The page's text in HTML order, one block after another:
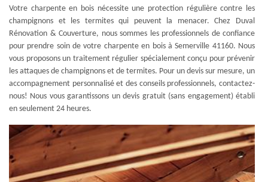
Votre charpente en bois nécessite une protection régulière contre les
champignons et les termites qui peuvent la menacer. Chez Duval
Rénovation & Couverture, nous sommes les professionnels de confiance
pour prendre soin de votre charpente en bois à Semerville 41160. Nous
vous proposons un traitement régulier spécialement conçu pour prévenir
les attaques de champignons et de termites. Pour un devis sur mesure, un
accompagnement personnalisé et des conseils professionnels, contactez-
nous! Nous vous garantissons un devis gratuit (sans engagement) établi
en seulement 24 heures.